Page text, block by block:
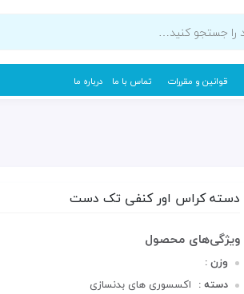
قوانین و مقررات تماس با ما درباره ما
دسته کراس اور کنفی تک دست
وزن :
دسته : اکسسوری های بدنسازی